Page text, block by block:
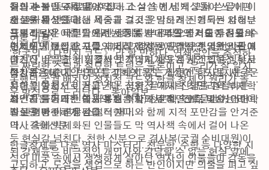
들의 수장인 주상이었다.
새로운 세상을 향해 목숨을 걸고 은밀하게 진행되는 엄청난
프로젝트와 이를 막으려는 정통 사대부들의 거대한 음모. 수
수께끼의 문신과 그림, 그리고 경복궁 구석구석의 전각들에
숨겨진 비밀을 한 꺼풀씩 벗겨내며 채윤은 사건의 중심부로
다가가는데……
현실과 놀랍도록 닮아 있다. 소설 속에서 백성들이 쓰기 편
한 글자를 만들려는 세종과 그것을 막으려는 기득권 사대부
들의 대립은 국민을 위한 정치를 부르짖으면서도 자신들의
이익에만 급급한 지금의 기성 정치권에 대한 준엄한 비판이
다.
독자들은 시대의 요구를 피하지 않는 집현전 학사들, 새로운
시대를 앞서서 이끌고 가는 군왕, 끝까지 신념을 관철하는
최만리 등등의 인물을 통해 역사의 갈피 속에 묻힌 거대한
진실을 마주하게 된다.
적과 논문 등 자료를 수집하고 삼십 번 넘게 고쳐 쓴 끝에 이
소설을 완성했다.
《뿌리 깊은 나무》에서 세종은 반대파의 공격을 두려워하
면서도 시대의 요구를 저버리지 않는 인간적인 군왕으로 그
려진다. 은밀한 비밀결사인 작약시계의 계원인 집현전 학사
성삼문, 이순지, 박팽년, 강희안 등도 개성이 두드러지는 독
특한 인물형으로 거듭난다. 집현전 대제학 최만리와 부제학
정인지는 거대한 역사의 흐름 앞에서 정면으로 맞서는 라이
벌로 팽팽한 긴장감을 더한다.
역사 속에 박제화된 인물들도 막 역사책 속에서 걸어 나온
듯 현실감 넘친다. 천한 신분으로 겸사복(궁궐 수비대원)이
된 강채윤은 비극적인 개인사와 감당할 수 없는 현실 앞에
고뇌하고, 도살을 생업으로 하는 반인이지만 의술을 펴고 싶
언론 리뷰:
‘한국의 《다빈치 코드》’라 할 만하다. 연쇄살인을 추적하
는 짜릿한 스릴과 절묘한 트릭은 물론이고, 우리가 잘 알지
못했던 궁궐 배치의 정치적 코드와 한글 창제의 원리가 놀라
운 방식으로 드러난다. _동아일보
사건을 풀어가는 데 사용된 수학, 천문학, 건축, 미술, 언어학
과 관련한 이론은 소설적 재미와 함께 지적 포만감을 안겨준
다. _경향신문
한글창제를 다룬 역사 미스터리. 천문학, 수학 등 다양한 지
식의 미궁 속에서 생생하게 살아난 역사의 인물들이 감동을